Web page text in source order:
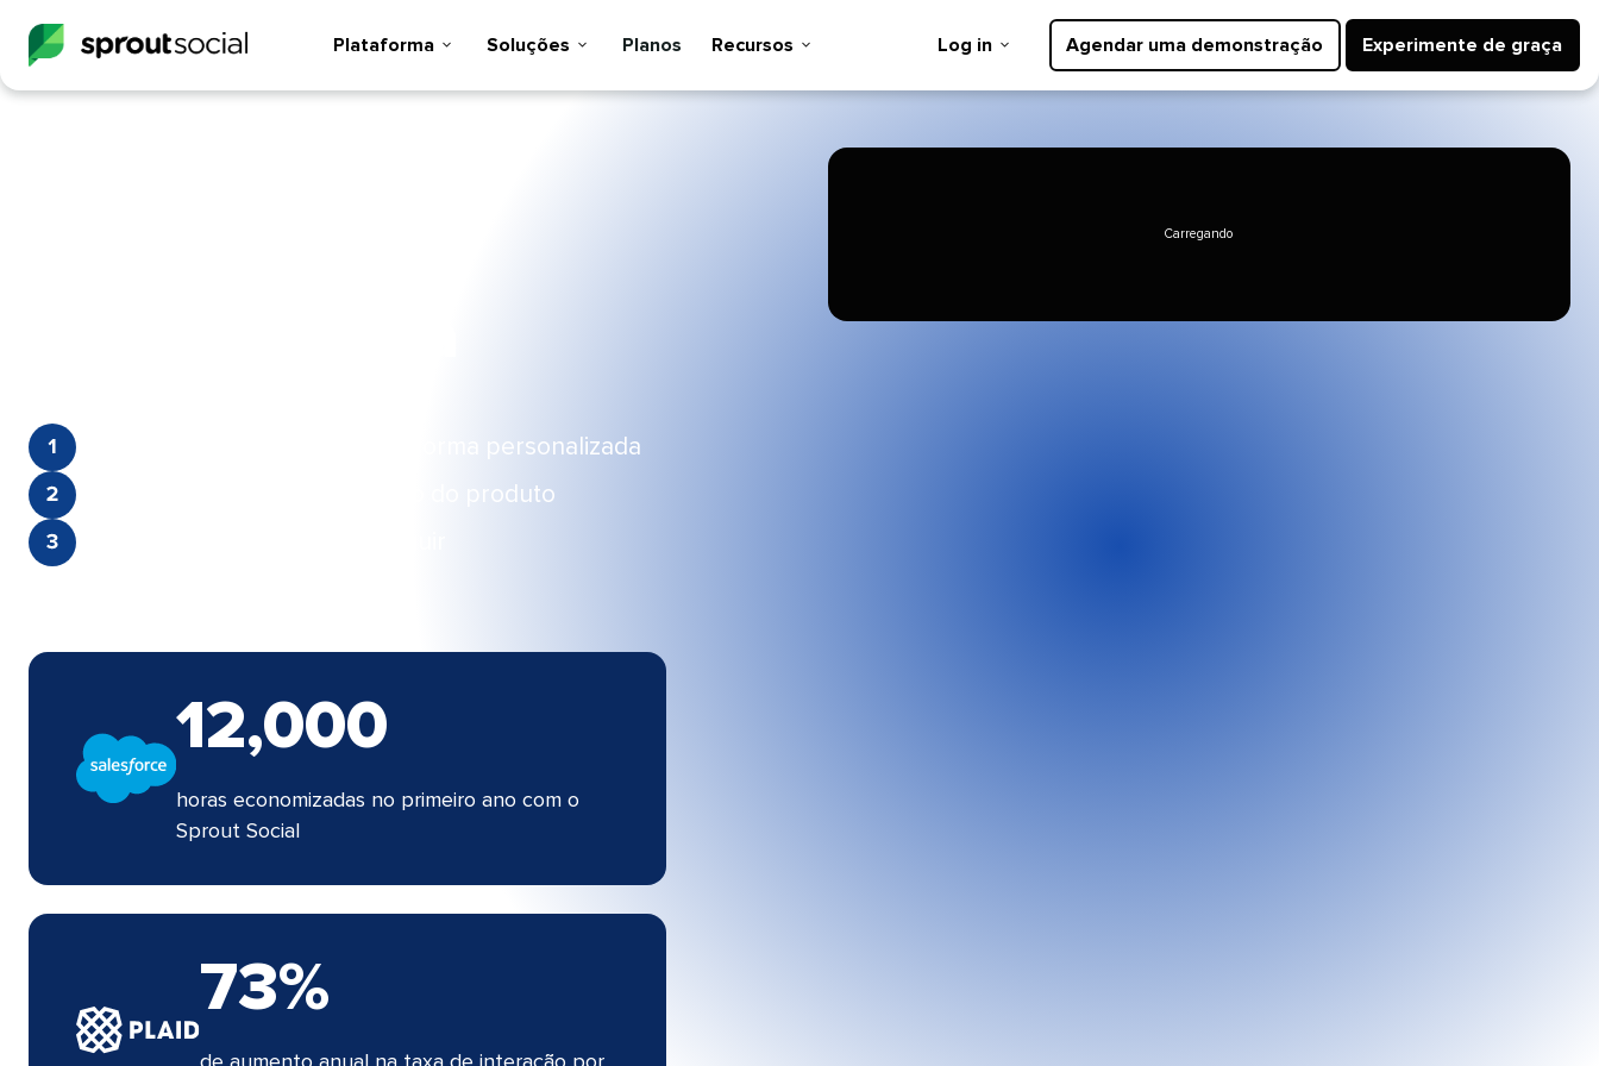
Plataforma​​ Soluções​​ Planos​​ Recursos​​ Log in​​ Agendar uma demonstração​​ Experimente de graça​​
Avalie sua estratégia social de forma personalizada​​
Veja uma demonstração ao vivo do produto​​
Defina o melhor caminho a seguir​​
12,000​​
horas economizadas no primeiro ano com o
Sprout Social​​
73%​​
Carregando​​